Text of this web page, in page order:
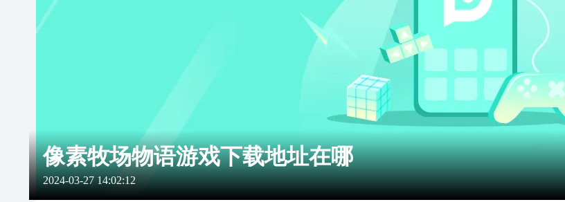
像素牧场物语游戏下载地址在哪
2024-03-27 14:02:12